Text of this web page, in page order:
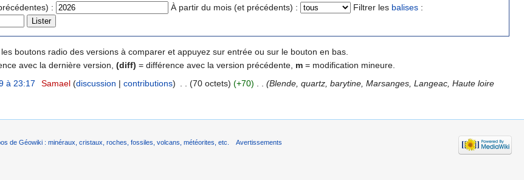
: À partir du mois (et précédents) : Filtrer les balises :
boutons radio des versions à comparer et appuyez sur entrée ou sur le bouton en bas.
avec la dernière version, (diff) = différence avec la version précédente, m = modification mineure.
à 23:17 Samael (discussion | contributions) (70 octets) (+70)
(Blende, quartz, barytine, Marsanges, Langeac, Haute loire
de Géowiki : minéraux, cristaux, roches, fossiles, volcans, météorites, etc. Avertissements